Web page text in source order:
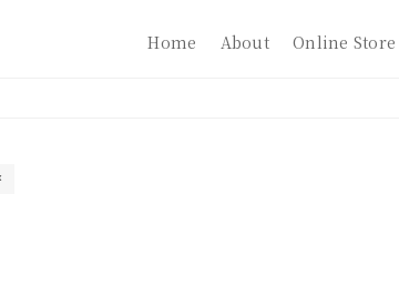
Home About Online Store